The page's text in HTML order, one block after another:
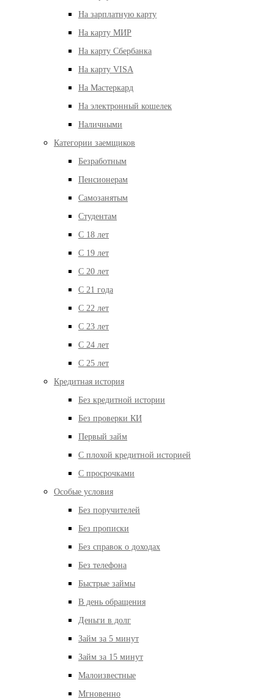
На зарплатную карту
На карту МИР
На карту Сбербанка
На карту VISA
На Мастеркард
На электронный кошелек
Наличными
Категории заемщиков
Безработным
Пенсионерам
Самозанятым
Студентам
С 18 лет
С 19 лет
С 20 лет
С 21 года
С 22 лет
С 23 лет
С 24 лет
С 25 лет
Кредитная история
Без кредитной истории
Без проверки КИ
Первый займ
С плохой кредитной историей
С просрочками
Особые условия
Без поручителей
Без прописки
Без справок о доходах
Без телефона
Быстрые займы
В день обращения
Деньги в долг
Займ за 5 минут
Займ за 15 минут
Малоизвестные
Мгновенно